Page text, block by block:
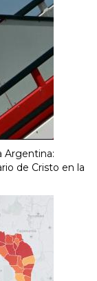
Argentina:
de Cristo en la